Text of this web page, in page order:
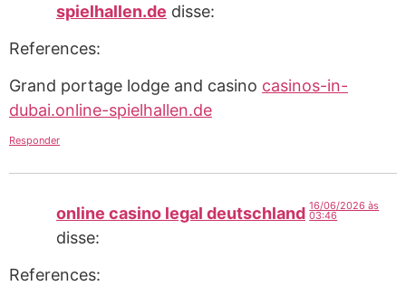
spielhallen.de disse:
References:
Grand portage lodge and casino casinos-in-
dubai.online-spielhallen.de
Responder
online casino legal deutschland
disse:
16/06/2026 às
03:46
References: